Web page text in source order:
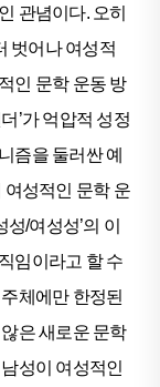
관념이다. 오히
벗어나 여성적
인 문학 운동 방
’가 억압적 성정
즘을 둘러싼 예
여성적인 문학 운
/여성성’의 이
임이라고 할 수
체에만 한정된
은 새로운 문학
성이 여성적인